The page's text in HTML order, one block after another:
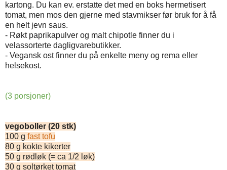
kartong. Du kan ev. erstatte det med en boks hermetisert
tomat, men mos den gjerne med stavmikser før bruk for å få
en helt jevn saus.
- Røkt paprikapulver og malt chipotle finner du i
velassorterte dagligvarebutikker.
- Vegansk ost finner du på enkelte meny og rema eller
helsekost.
(3 porsjoner)
vegoboller (20 stk)
100 g fast tofu
80 g kokte kikerter
50 g rødløk (= ca 1/2 løk)
30 g soltørket tomat